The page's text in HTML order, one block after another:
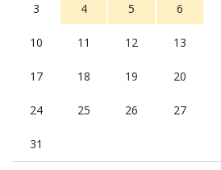
3 4 5 6
10 11 12 13
17 18 19 20
24 25 26 27
31